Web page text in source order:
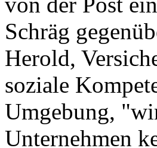
Schräg
Herold,
soziale
Umgebung,
Unternehmen